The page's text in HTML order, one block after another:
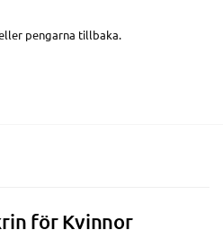
pengarna tillbaka.
för Kvinnor